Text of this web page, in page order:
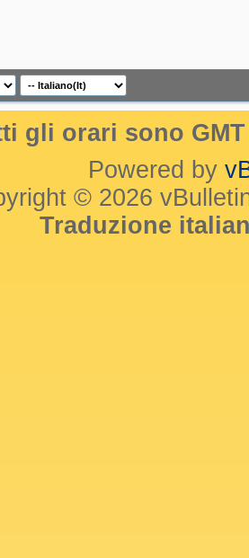
gli orari sono
Powered by
© 2026
Traduzione